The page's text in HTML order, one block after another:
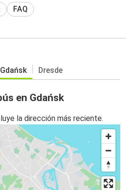
FAQ
Gdańsk Dresde
en Gdańsk
la dirección más reciente.